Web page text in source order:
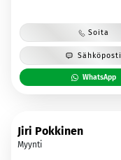
Soita
Sähköposti
WhatsApp
Jiri Pokkinen
Myynti